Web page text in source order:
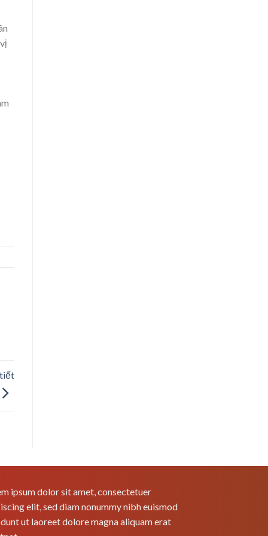
ipsum dolor sit amet, consectetuer
elit, sed diam nonummy nibh euismod
ut laoreet dolore magna aliquam erat